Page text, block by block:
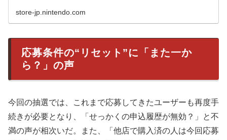
store-jp.nintendo.com
応募条件の“リセット”に「また一か
ら？」の声
今回の抽選では、これまで応募してきたユーザーも再度手
続きが必要となり、「せっかくの申込履歴が無効？」と不
満の声が相次いだ。また、「他店で購入済の人は今回応募